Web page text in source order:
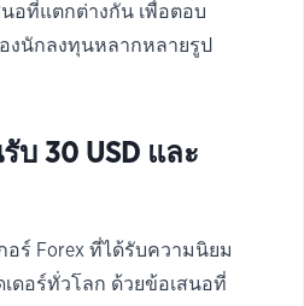
อที่แตกต่างกัน เพื่อตอบ
งนักลงทุนหลากหลายรูป
บ 30 USD และ
อร์ Forex ที่ได้รับความนิยม
เดอร์ทั่วโลก ด้วยข้อเสนอที่